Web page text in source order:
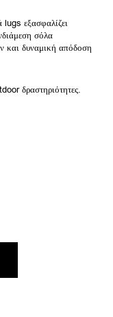
εξασφαλίζει
σόλα
δυναμική απόδοση
δραστηριότητες.